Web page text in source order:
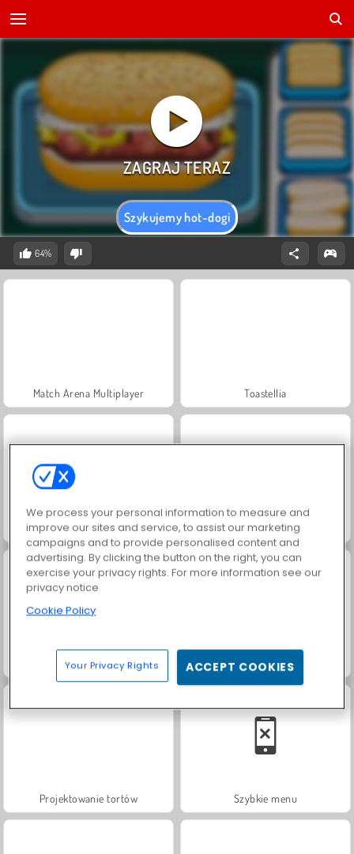
Szykujemy hot-dogi
64%
Match Arena Multiplayer Toastellia
Yummy Donut Factory Czas na burgera
My Cake Shop: Bake and Serve
Projektowanie tortów Szybkie menu
We process your personal information to measure and
improve our sites and service, to assist our marketing
campaigns and to provide personalised content and
advertising. By clicking the button on the right, you can
exercise your privacy rights. For more information see our
privacy notice
Cookie Policy
Your Privacy Rights ACCEPT COOKIES